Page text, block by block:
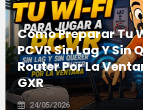
Cómo Preparar Tu
PCVR Sin Lag Y Sin
Router Por La
GXR
24/05/2026